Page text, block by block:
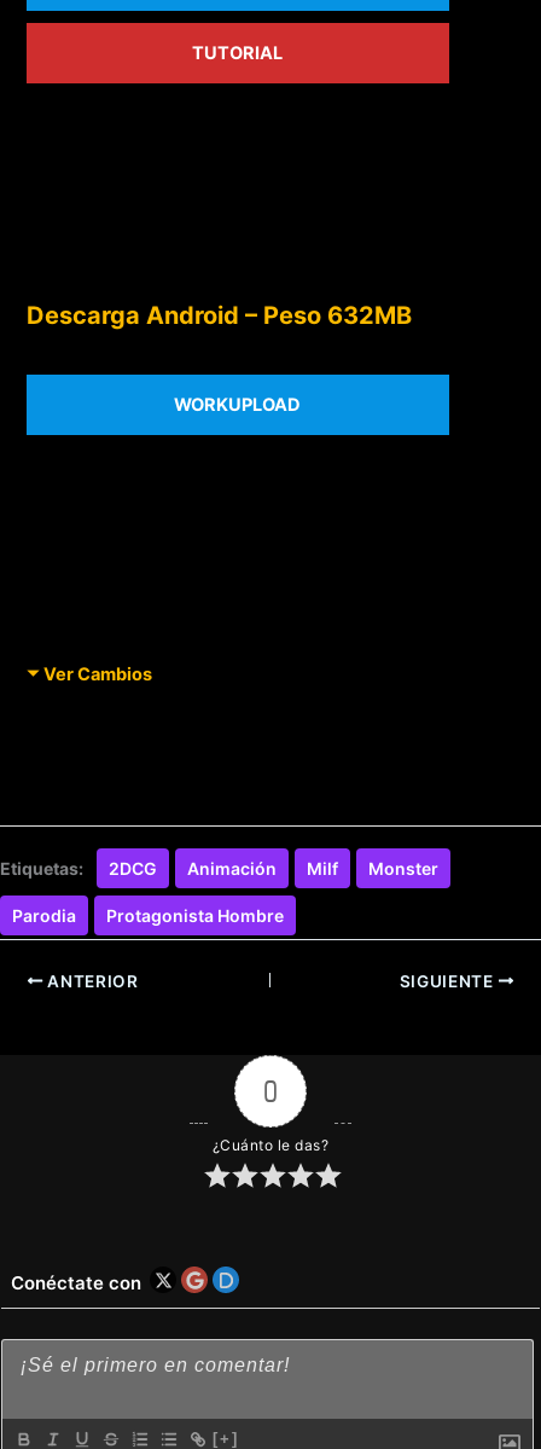
TUTORIAL
Descarga Android – Peso 632MB
WORKUPLOAD
Ver Cambios
Etiquetas: 2DCG Animación Milf Monster
Parodia Protagonista Hombre
ANTERIOR SIGUIENTE
0
¿Cuánto le das?
Conéctate con
[+]